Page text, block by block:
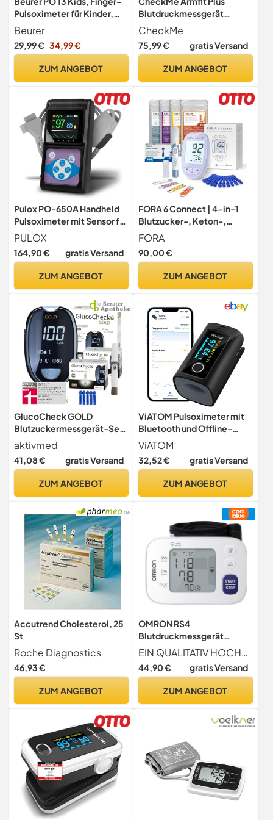
Pulsoximeter für Kinder,
sekundenschnelle Messung
des Pulses und der
Sauerstoffsättigung,
automatische Display-
Gürteltasche
Beurer
29,99 € 34,99 €
ZUM ANGEBOT
Blutdruckmessgerät
Oberarm Bluetooth mit
EKG,Analyse des EKG-
Berichts,30S Messung von
nz,Multi User
Messgerät mit App für
Android/iOS
CheckMe
75,99 € gratis Versand
ZUM ANGEBOT
Pulox PO-650A Handheld
Pulsoximeter mit Sensor für
SpO2 & Puls
PULOX
164,90 € gratis Versand
ZUM ANGEBOT
FORA 6 Connect | 4-in-1
Blutzucker-, Keton-,
Cholesterin-, Harnsäure-
Messgerät | Für die
Selbstanwendung zu Hause
Teststreifen & Zubehör,
FORA
90,00 €
ZUM ANGEBOT
GlucoCheck GOLD
Blutzuckermessgerät-Set
(mg/dL) + 110
Blutzuckerteststreifen, 10
Lanzetten, 1 Stechhilfe, 1
Blutzucker-Selbstkontrolle
aktivmed
41,08 € gratis Versand
ZUM ANGEBOT
ViATOM Pulsoximeter mit
Bluetooth und Offline-
Speicher,Sauerstoffsättigu
ng Messgerät
Finger,Blutsauerstoffmess
Herzfrequenzmesser,
ViATOM
32,52 € gratis Versand
ZUM ANGEBOT
Accutrend Cholesterol, 25
St
Roche Diagnostics
46,93 €
ZUM ANGEBOT
OMRON RS4
Blutdruckmessgerät
Testsieger Stiftung
Warentest 11/2023
EIN QUALITATIV HOCHWERTIGES MEDIZINPRODUKT, AUF DAS SIE SICH VERLASSEN KÖNNEN; Klinisch validiert; Die Messgenauigkeit des OMRON RS4 wurde durch unabhängige Organisationen bestätigt; JETZT MIT ERWEITERTER GARANTIE VON 5 JAHREN
44,90 € gratis Versand
ZUM ANGEBOT